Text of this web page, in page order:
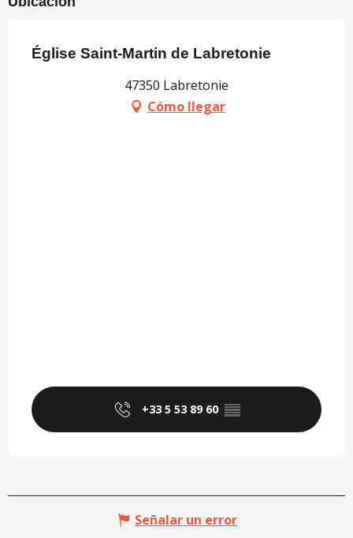
Église Saint-Martin de Labretonie
47350 Labretonie
Cómo llegar
+33 5 53 89 60 ▒▒
Señalar un error